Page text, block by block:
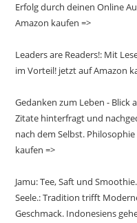
Erfolg durch deinen Online
Amazon kaufen =>
Leaders are Readers!: Mit
im Vorteil! jetzt auf Amazon
Gedanken zum Leben - Blick
Zitate hinterfragt und
nach dem Selbst.
kaufen =>
Jamu: Tee, Saft und
Seele.: Tradition trifft
Geschmack. Indonesiens